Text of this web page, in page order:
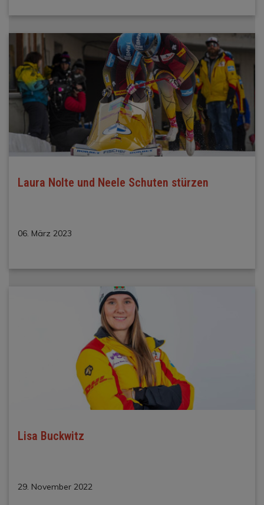
Laura Nolte und Neele Schuten stürzen
06. März 2023
Lisa Buckwitz
29. November 2022